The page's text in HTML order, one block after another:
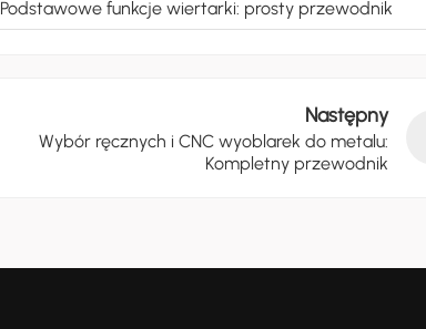
Podstawowe funkcje wiertarki: prosty przewodnik
Następny
Wybór ręcznych i CNC wyoblarek do metalu:
Kompletny przewodnik